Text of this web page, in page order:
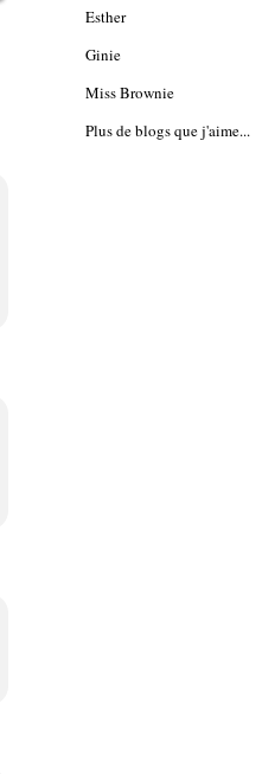
Esther
Ginie
Miss Brownie
Plus de blogs que j'aime...